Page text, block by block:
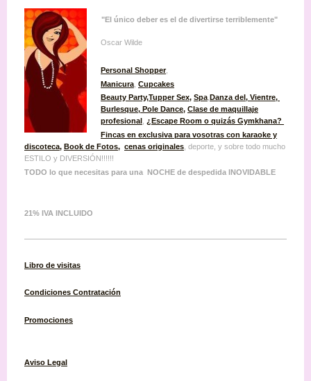
"El único deber es el de divertirse terriblemente"
Oscar Wilde
Personal Shopper,
Manicura Cupcakes
Beauty Party,Tupper Sex, Spa, Danza del, Vientre,
Burlesque, Pole Dance, Clase de maquillaje
profesional , ¿Escape Room o quizás Gymkhana?
Fincas en exclusiva para vosotras con karaoke y
discoteca, Book de Fotos, cenas originales , deporte, y sobre todo mucho
ESTILO y DIVERSIÓN!!!!!!
TODO lo que necesitas para una NOCHE de despedida INOVIDABLE
21% IVA INCLUIDO
Libro de visitas
Condiciones Contratación
Promociones
Aviso Legal